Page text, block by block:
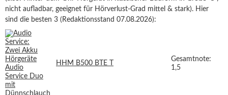
nicht aufladbar, geeignet für Hörverlust-Grad mittel & stark). Hier
sind die besten 3 (Redaktionsstand 07.08.2026):
HHM B500 BTE T
Gesamtnote:
1,5